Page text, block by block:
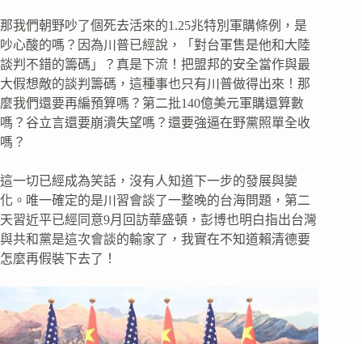
那我們朝野吵了個死去活來的1.25兆特別軍購條例，是
吵心酸的嗎？因為川普已經說，「對台軍售是他和大陸
談判不錯的籌碼」？真是下流！把盟邦的安全當作與最
大假想敵的談判籌碼，這種事也只有川普做得出來！那
麼我們還要再編預算嗎？第二批140億美元軍購還算數
嗎？谷立言還要崩潰失望嗎？還要強逼在野黨照單全收
嗎？
這一切已經成為笑話，沒有人知道下一步的發展與變
化。唯一確定的是川習會談了一整晚的台海問題，第二
天習近平已經同意9月回訪華盛頓，彭博也明白指出台灣
與共和黨是這次會談的輸家了，我實在不知道賴清德要
怎麼再假裝下去了！